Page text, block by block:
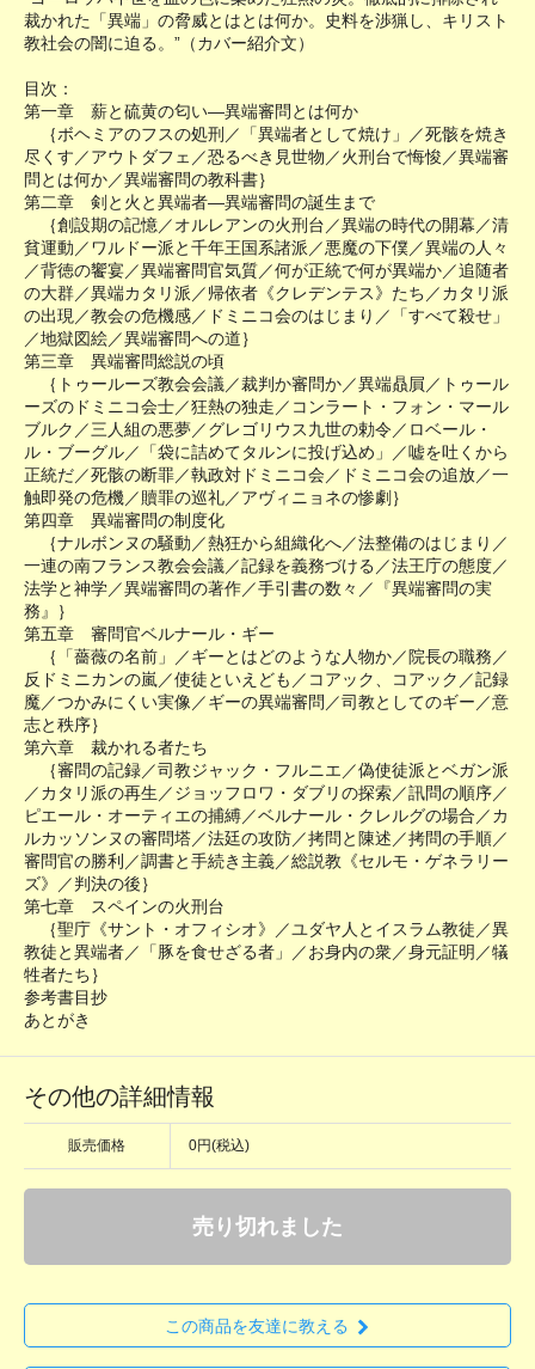
裁かれた「異端」の脅威とはとは何か。史料を渉猟し、キリスト
教社会の闇に迫る。”（カバー紹介文）
目次：
第一章 薪と硫黄の匂い―異端審問とは何か
｛ボヘミアのフスの処刑／「異端者として焼け」／死骸を焼き
尽くす／アウトダフェ／恐るべき見世物／火刑台で悔悛／異端審
問とは何か／異端審問の教科書｝
第二章 剣と火と異端者―異端審問の誕生まで
｛創設期の記憶／オルレアンの火刑台／異端の時代の開幕／清
貧運動／ワルドー派と千年王国系諸派／悪魔の下僕／異端の人々
／背徳の饗宴／異端審問官気質／何が正統で何が異端か／追随者
の大群／異端カタリ派／帰依者《クレデンテス》たち／カタリ派
の出現／教会の危機感／ドミニコ会のはじまり／「すべて殺せ」
／地獄図絵／異端審問への道｝
第三章 異端審問総説の頃
｛トゥールーズ教会会議／裁判か審問か／異端贔屓／トゥール
ーズのドミニコ会士／狂熱の独走／コンラート・フォン・マール
ブルク／三人組の悪夢／グレゴリウス九世の勅令／ロベール・
ル・ブーグル／「袋に詰めてタルンに投げ込め」／嘘を吐くから
正統だ／死骸の断罪／執政対ドミニコ会／ドミニコ会の追放／一
触即発の危機／贖罪の巡礼／アヴィニョネの惨劇｝
第四章 異端審問の制度化
｛ナルボンヌの騒動／熱狂から組織化へ／法整備のはじまり／
一連の南フランス教会会議／記録を義務づける／法王庁の態度／
法学と神学／異端審問の著作／手引書の数々／『異端審問の実
務』｝
第五章 審問官ベルナール・ギー
｛「薔薇の名前」／ギーとはどのような人物か／院長の職務／
反ドミニカンの嵐／使徒といえども／コアック、コアック／記録
魔／つかみにくい実像／ギーの異端審問／司教としてのギー／意
志と秩序｝
第六章 裁かれる者たち
｛審問の記録／司教ジャック・フルニエ／偽使徒派とベガン派
／カタリ派の再生／ジョッフロワ・ダブリの探索／訊問の順序／
ピエール・オーティエの捕縛／ベルナール・クレルグの場合／カ
ルカッソンヌの審問塔／法廷の攻防／拷問と陳述／拷問の手順／
審問官の勝利／調書と手続き主義／総説教《セルモ・ゲネラリー
ズ》／判決の後｝
第七章 スペインの火刑台
｛聖庁《サント・オフィシオ》／ユダヤ人とイスラム教徒／異
教徒と異端者／「豚を食せざる者」／お身内の衆／身元証明／犠
牲者たち｝
参考書目抄
あとがき
その他の詳細情報
販売価格 0円(税込)
売り切れました
この商品を友達に教える